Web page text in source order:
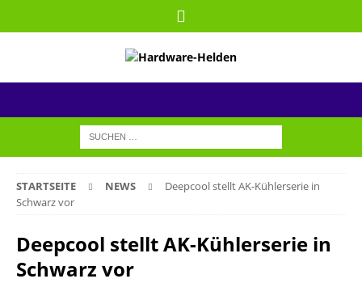
STARTSEITE NEWS
Deepcool stellt AK-Kühlerserie in
Schwarz vor
Deepcool stellt AK-Kühlerserie in
Schwarz vor